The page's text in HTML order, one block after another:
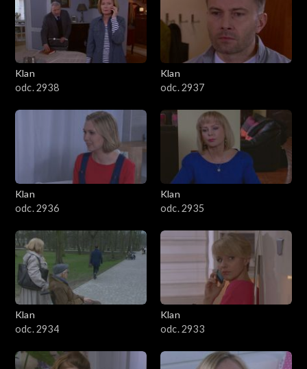
Klan
odc. 2938
Klan
odc. 2937
Klan
odc. 2936
Klan
odc. 2935
Klan
odc. 2934
Klan
odc. 2933